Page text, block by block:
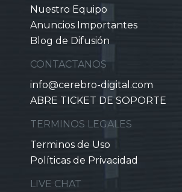
Nuestro Equipo
Anuncios Importantes
Blog de Difusión
CONTACTANOS
info@cerebro-digital.com
ABRE TICKET DE SOPORTE
TERMINOS LEGALES
Terminos de Uso
Políticas de Privacidad
LIVE CHAT